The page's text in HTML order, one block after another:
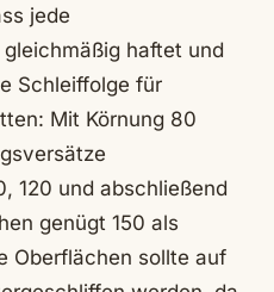
jede
haftet und
Schleiffolge für
Mit Körnung 80
120 und abschließend
genügt 150 als
Oberflächen sollte auf